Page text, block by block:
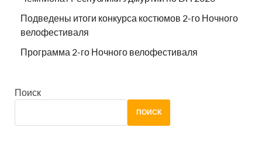
Подведены итоги конкурса костюмов 2-го Ночного
велофестиваля
Программа 2-го Ночного велофестиваля
Поиск
ПОИСК